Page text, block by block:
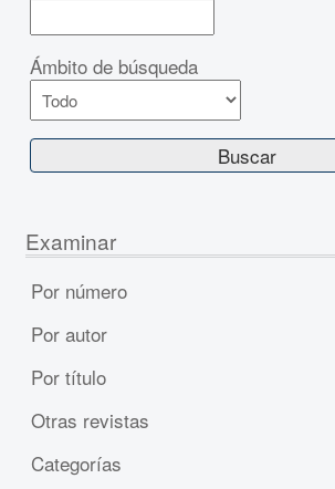
Ámbito de búsqueda
Examinar
Por número
Por autor
Por título
Otras revistas
Categorías